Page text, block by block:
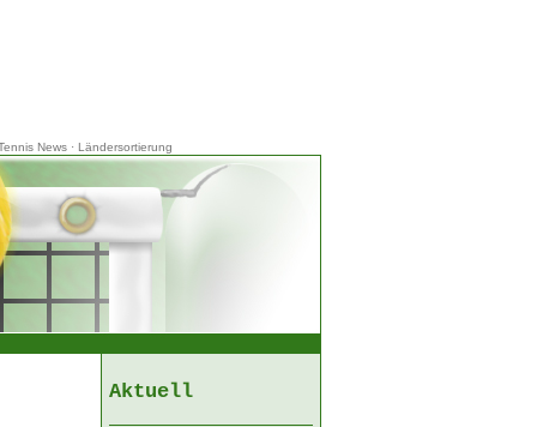
News· Ländersortierung
Aktuell